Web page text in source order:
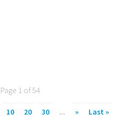
Page 1 of 54
10 20 30 ... » Last »